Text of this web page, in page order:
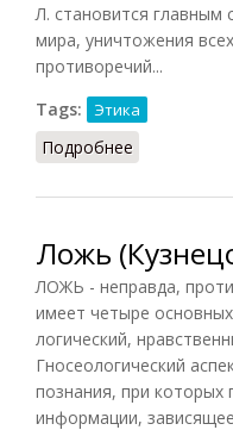
Л. становится главным
мира, уничтожения
противоречий...
Tags:
Этика
Подробнее
Ложь
ЛОЖЬ - неправда,
имеет четыре основных
логический,
Гносеологический
познания, при которых
информации,